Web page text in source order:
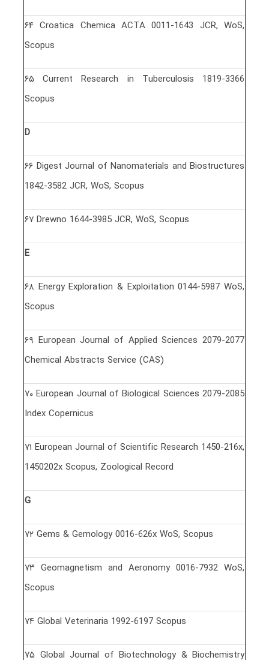
۶۴ Croatica Chemica ACTA 0011-1643 JCR, WoS,
Scopus
۶۵ Current Research in Tuberculosis 1819-3366
Scopus
D
۶۶ Digest Journal of Nanomaterials and Biostructures
1842-3582 JCR, WoS, Scopus
۶٧ Drewno 1644-3985 JCR, WoS, Scopus
E
۶٨ Energy Exploration & Exploitation 0144-5987 WoS,
Scopus
۶٩ European Journal of Applied Sciences 2079-2077
Chemical Abstracts Service (CAS)
٧٠ European Journal of Biological Sciences 2079-2085
Index Copernicus
٧١ European Journal of Scientific Research 1450-216x,
1450202x Scopus, Zoological Record
G
٧٢ Gems & Gemology 0016-626x WoS, Scopus
٧٣ Geomagnetism and Aeronomy 0016-7932 WoS,
Scopus
٧۴ Global Veterinaria 1992-6197 Scopus
٧۵ Global Journal of Biotechnology & Biochemistry